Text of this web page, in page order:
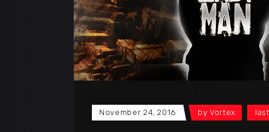
November 24, 2016 byVortex